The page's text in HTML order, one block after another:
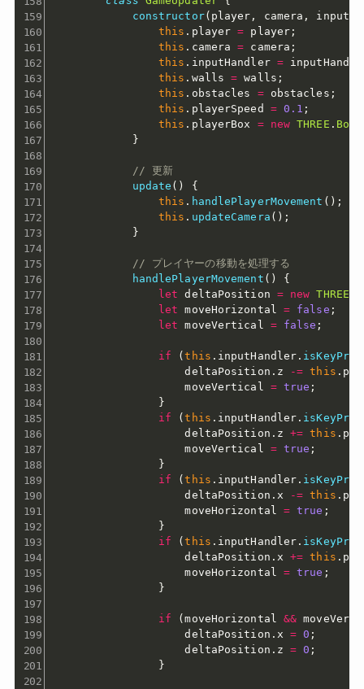
constructor( player , camera ,
this . player = player ;
this . camera = camera ;
this . inputHandler =
this . walls = walls ;
this . obstacles = obstacles ;
this . playerSpeed = 0.1 ;
this . playerBox = new THREE . Box3
}
// 更新
update ( )
{
this . handlePlayerMovement ( ) ;
this . updateCamera ( ) ;
}
// プレイヤーの移動を処理する
handlePlayerMovement ( )
{
let deltaPosition = new THREE
let moveHorizontal = false ;
let moveVertical = false ;
if (this . inputHandler .
                    deltaPosition
. z -= this .
                    moveVertical
= true ;
}
if
(this . inputHandler .
                    deltaPosition
. z += this .
                    moveVertical
= true ;
}
if
(this . inputHandler .
                    deltaPosition
. x -= this .
                    moveHorizontal
= true ;
}
if
(this . inputHandler .
                    deltaPosition
. x += this .
                    moveHorizontal
= true ;
}
if (moveHorizontal &&
                    deltaPosition
. x = 0 ;
                    deltaPosition
. z = 0 ;
}